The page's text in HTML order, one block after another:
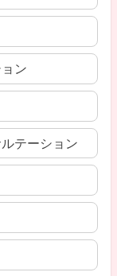
ン
テーション